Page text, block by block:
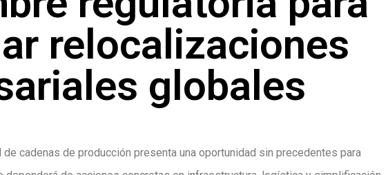
relocalizaciones
globales
de cadenas de producción presenta una oportunidad sin precedentes para